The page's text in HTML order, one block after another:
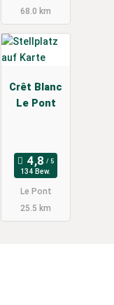
68.0 km
Crêt Blanc
Le Pont
134 Bew.
Le Pont
25.5 km